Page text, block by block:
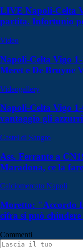
LIVE Napoli-Celta
partita. Infortunio
Video
Napoli-Celta Vigo
Meret e De Bruyne
Videogallery
Napoli-Celta Vigo
vantaggio gli
Castel di Sangro
Ass. Ferrante a
Maradona, ce la
Calciomercato Napoli
Moretto: "Accordo
cifra si può
Commenti